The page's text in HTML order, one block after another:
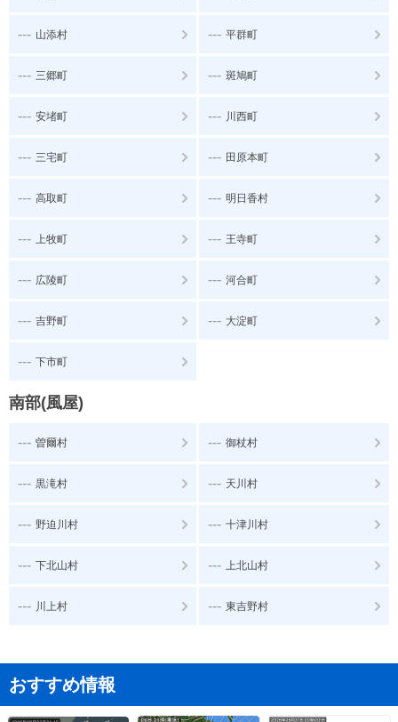
--- 山添村 --- 平群町
--- 三郷町 --- 斑鳩町
--- 安堵町 --- 川西町
--- 三宅町 --- 田原本町
--- 高取町 --- 明日香村
--- 上牧町 --- 王寺町
--- 広陵町 --- 河合町
--- 吉野町 --- 大淀町
--- 下市町
南部(風屋)
--- 曽爾村 --- 御杖村
--- 黒滝村 --- 天川村
--- 野迫川村 --- 十津川村
--- 下北山村 --- 上北山村
--- 川上村 --- 東吉野村
おすすめ情報